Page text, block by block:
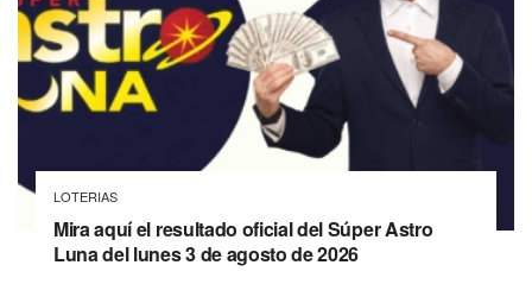
LOTERIAS
Mira aquí el resultado oficial del Súper Astro
Luna del lunes 3 de agosto de 2026